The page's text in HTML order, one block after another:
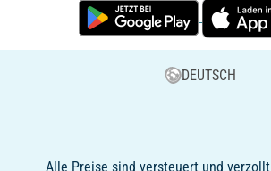
DEUTSCH
Alle Preise sind versteuert und